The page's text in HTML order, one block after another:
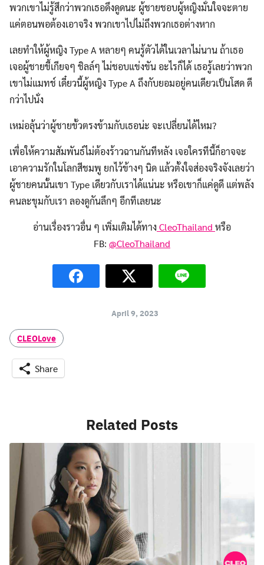
Search
for:
พวกเขาไม่รู้สึกว่าพวกเธอดึงดูดนะ ผู้ชายชอบผู้หญิงมั่นใจจะตาย
แค่ตอนพอต้องเอาจริง พวกเขาไปไม่ถึงพวกเธอต่างหาก
เลยทำให้ผู้หญิง Type A หลายๆ คนรู้ตัวได้ในเวลาไม่นาน ถ้าเธอ
เจอผู้ชายขี้เกียจๆ ชิลล์ๆ ไม่ชอบแข่งขัน อะไรก็ได้ เธอรู้เลยว่าพวก
เขาไม่แมทช์ เดี๋ยวนี้ผู้หญิง Type A ถึงกับยอมอยู่คนเดียวเป็นโสด ดี
กว่าไปนั่ง
เหม่อลุ้นว่าผู้ชายขั้วตรงข้ามกับเธอน่ะ จะเปลี่ยนได้ไหม?
เพื่อให้ความสัมพันธ์ไม่ต้องร้าวฉานกันทีหลัง เจอใครทีนี้ก็อาจจะ
เอาความรักในโลกสีชมพู ยกไว้ข้างๆ นิด แล้วตั้งใจส่องจริงจังเลยว่า
ผู้ชายคนนั้นเขา Type เดียวกับเราได้แน่นะ หรือเขาก็แค่ดูดี แต่พลัง
คนละขุมกับเรา ลองดูกันลึกๆ อีกทีเลยนะ
อ่านเรื่องราวอื่น ๆ เพิ่มเติมได้ทาง CleoThailand หรือ
FB: @CleoThailand
April 9, 2023
CLEOLove
Share
Related Posts